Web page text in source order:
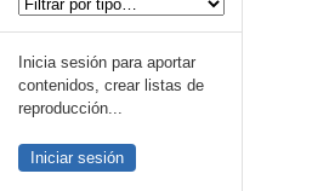
Inicia sesión para aportar
contenidos, crear listas de
reproducción...
Iniciar sesión